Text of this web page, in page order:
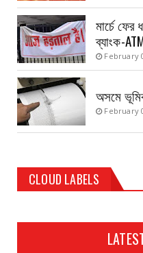
মার্চে ফের
ব্যাংক-
February
অসমে
February
CLOUD LABELS